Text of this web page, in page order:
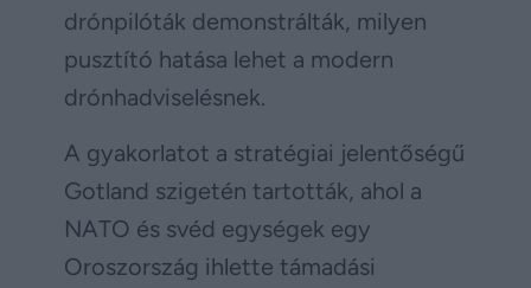
drónpilóták demonstrálták, milyen
pusztító hatása lehet a modern
drónhadviselésnek.
A gyakorlatot a stratégiai jelentőségű
Gotland szigetén tartották, ahol a
NATO és svéd egységek egy
Oroszország ihlette támadási